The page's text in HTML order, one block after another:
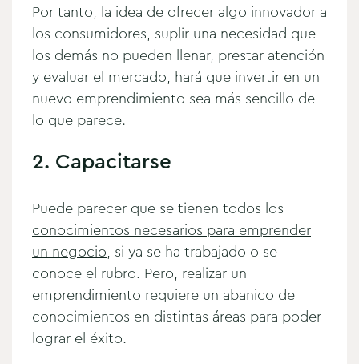
Por tanto, la idea de ofrecer algo innovador a
los consumidores, suplir una necesidad que
los demás no pueden llenar, prestar atención
y evaluar el mercado, hará que invertir en un
nuevo emprendimiento sea más sencillo de
lo que parece.
2. Capacitarse
Puede parecer que se tienen todos los
conocimientos necesarios para emprender
un negocio, si ya se ha trabajado o se
conoce el rubro. Pero, realizar un
emprendimiento requiere un abanico de
conocimientos en distintas áreas para poder
lograr el éxito.